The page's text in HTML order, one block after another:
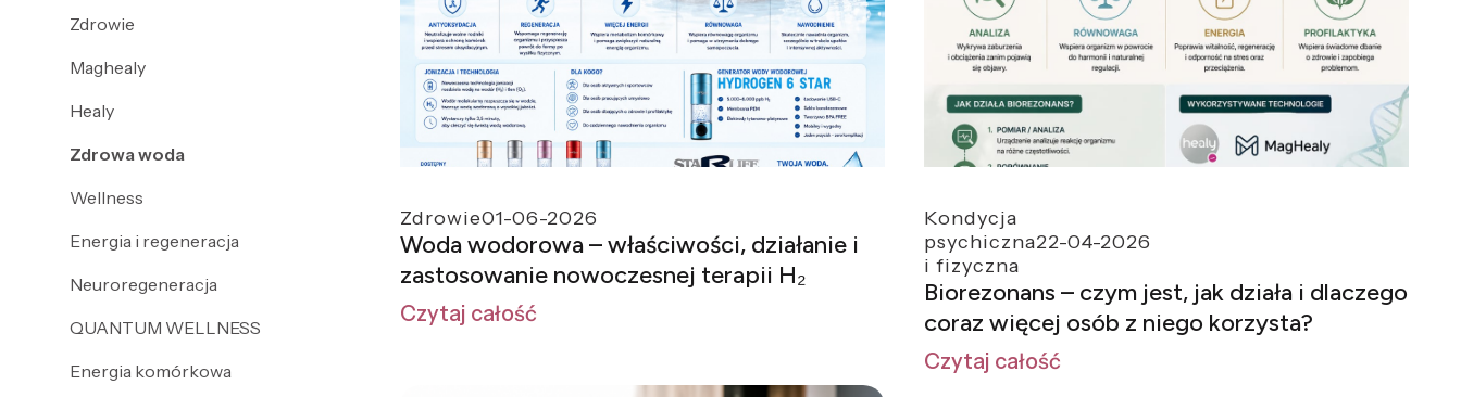
Zdrowie
Maghealy
Healy
Zdrowa woda
Wellness
Energia i regeneracja
Neuroregeneracja
QUANTUM WELLNESS
Energia komórkowa
Zdrowie01-06-2026
Woda wodorowa – właściwości, działanie i
zastosowanie nowoczesnej terapii H₂
Czytaj całość
Kondycja
psychiczna
i fizyczna
22-04-2026
Biorezonans – czym jest, jak działa i dlaczego
coraz więcej osób z niego korzysta?
Czytaj całość